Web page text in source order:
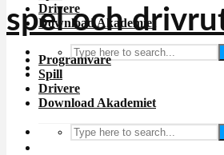
Drivere
Download Akademiet
Programvare
Spill
Drivere
Download Akademiet